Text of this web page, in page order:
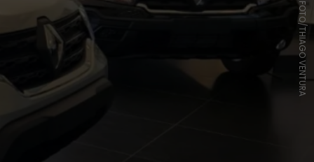
FOTO/THIAGO VENTURA